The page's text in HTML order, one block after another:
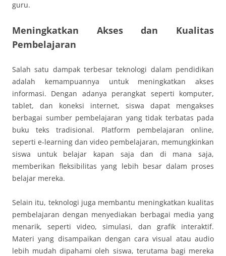
guru.
Meningkatkan Akses dan Kualitas
Pembelajaran
Salah satu dampak terbesar teknologi dalam pendidikan
adalah kemampuannya untuk meningkatkan akses
informasi. Dengan adanya perangkat seperti komputer,
tablet, dan koneksi internet, siswa dapat mengakses
berbagai sumber pembelajaran yang tidak terbatas pada
buku teks tradisional. Platform pembelajaran online,
seperti e-learning dan video pembelajaran, memungkinkan
siswa untuk belajar kapan saja dan di mana saja,
memberikan fleksibilitas yang lebih besar dalam proses
belajar mereka.
Selain itu, teknologi juga membantu meningkatkan kualitas
pembelajaran dengan menyediakan berbagai media yang
menarik, seperti video, simulasi, dan grafik interaktif.
Materi yang disampaikan dengan cara visual atau audio
lebih mudah dipahami oleh siswa, terutama bagi mereka